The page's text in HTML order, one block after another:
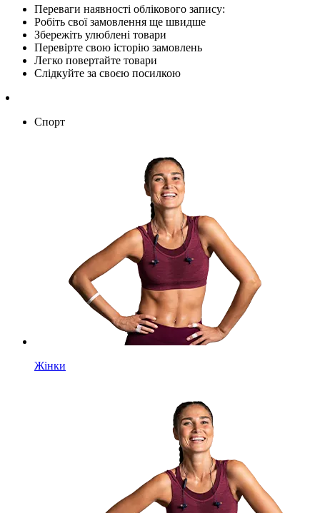
Переваги наявності облікового запису:
Робіть свої замовлення ще швидше
Збережіть улюблені товари
Перевірте свою історію замовлень
Легко повертайте товари
Слідкуйте за своєю посилкою
Спорт
Жінки